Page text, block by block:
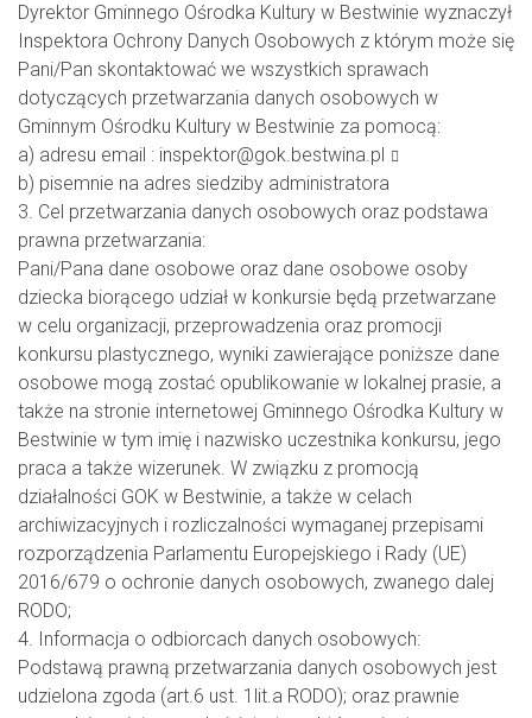
Dyrektor Gminnego Ośrodka Kultury w Bestwinie wyznaczył
Inspektora Ochrony Danych Osobowych z którym może się
Pani/Pan skontaktować we wszystkich sprawach
dotyczących przetwarzania danych osobowych w
Gminnym Ośrodku Kultury w Bestwinie za pomocą:
a) adresu email : inspektor@gok.bestwina.pl
b) pisemnie na adres siedziby administratora
3. Cel przetwarzania danych osobowych oraz podstawa
prawna przetwarzania:
Pani/Pana dane osobowe oraz dane osobowe osoby
dziecka biorącego udział w konkursie będą przetwarzane
w celu organizacji, przeprowadzenia oraz promocji
konkursu plastycznego, wyniki zawierające poniższe dane
osobowe mogą zostać opublikowanie w lokalnej prasie, a
także na stronie internetowej Gminnego Ośrodka Kultury w
Bestwinie w tym imię i nazwisko uczestnika konkursu, jego
praca a także wizerunek. W związku z promocją
działalności GOK w Bestwinie, a także w celach
archiwizacyjnych i rozliczalności wymaganej przepisami
rozporządzenia Parlamentu Europejskiego i Rady (UE)
2016/679 o ochronie danych osobowych, zwanego dalej
RODO;
4. Informacja o odbiorcach danych osobowych:
Podstawą prawną przetwarzania danych osobowych jest
udzielona zgoda (art.6 ust. 1lit.a RODO); oraz prawnie